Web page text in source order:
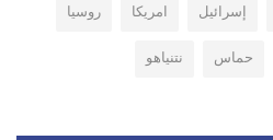
إسرائيل امريكا
روسيا
حماس نتنياهو